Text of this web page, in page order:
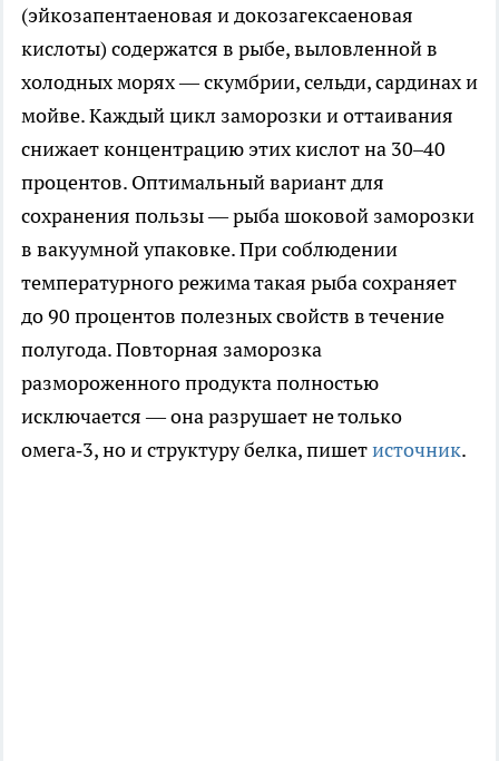
(эйкозапентаеновая и докозагексаеновая
кислоты) содержатся в рыбе, выловленной в
холодных морях — скумбрии, сельди, сардинах и
мойве. Каждый цикл заморозки и оттаивания
снижает концентрацию этих кислот на 30–40
процентов. Оптимальный вариант для
сохранения пользы — рыба шоковой заморозки
в вакуумной упаковке. При соблюдении
температурного режима такая рыба сохраняет
до 90 процентов полезных свойств в течение
полугода. Повторная заморозка
размороженного продукта полностью
исключается — она разрушает не только
омега‑3, но и структуру белка, пишетисточник.